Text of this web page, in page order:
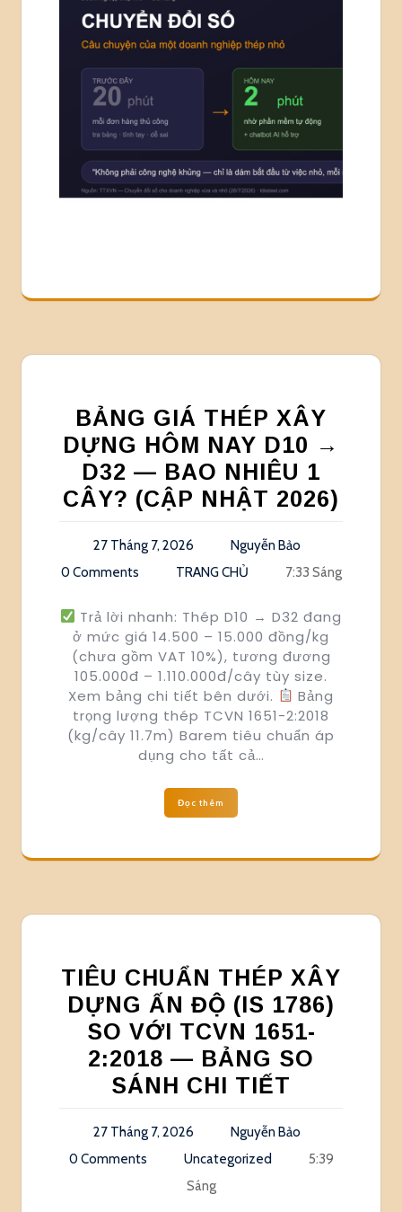
BẢNG GIÁ THÉP XÂY
DỰNG HÔM NAY D10 →
D32 — BAO NHIÊU 1
CÂY? (CẬP NHẬT 2026)
27 Tháng 7, 2026
Nguyễn Bảo
0 Comments
TRANG CHỦ 7:33 Sáng
Trả lời nhanh: Thép D10 → D32 đang
ở mức giá 14.500 – 15.000 đồng/kg
(chưa gồm VAT 10%), tương đương
105.000đ – 1.110.000đ/cây tùy size.
Xem bảng chi tiết bên dưới.
Bảng
trọng lượng thép TCVN 1651-2:2018
(kg/cây 11.7m) Barem tiêu chuẩn áp
dụng cho tất cả…
Đọc thêm
TIÊU CHUẨN THÉP XÂY
DỰNG ẤN ĐỘ (IS 1786)
SO VỚI TCVN 1651-
2:2018 — BẢNG SO
SÁNH CHI TIẾT
27 Tháng 7, 2026
Nguyễn Bảo
0 Comments
Uncategorized
5:39
Sáng